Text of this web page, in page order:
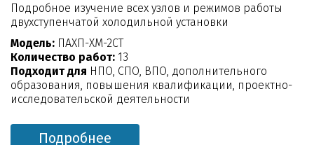
Подробное изучение всех узлов и режимов работы
двухступенчатой холодильной установки
Модель: ПАХП-ХМ-2СТ
Количество работ: 13
Подходит для НПО, СПО, ВПО, дополнительного
образования, повышения квалификации, проектно-
исследовательской деятельности
Подробнее